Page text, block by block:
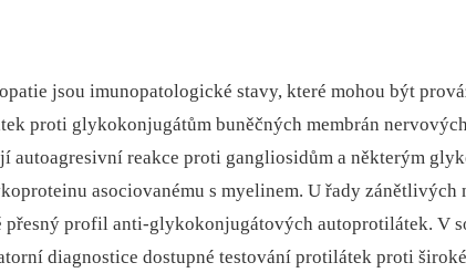
jsou imunopatologické stavy, které mohou být
proti glykokonjugátům buněčných membrán
autoagresivní reakce proti gangliosidům a některým
asociovanému s myelinem. U řady zánětlivých
přesný profil anti-glykokonjugátových autoprotilátek. V
diagnostice dostupné testování protilátek proti